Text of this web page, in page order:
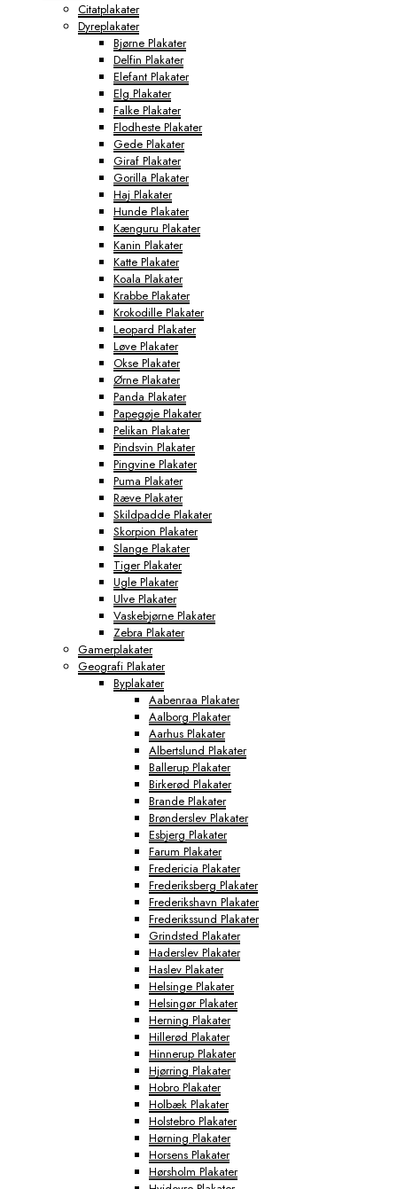
Citatplakater
Dyreplakater
Bjørne Plakater
Delfin Plakater
Elefant Plakater
Elg Plakater
Falke Plakater
Flodheste Plakater
Gede Plakater
Giraf Plakater
Gorilla Plakater
Haj Plakater
Hunde Plakater
Kænguru Plakater
Kanin Plakater
Katte Plakater
Koala Plakater
Krabbe Plakater
Krokodille Plakater
Leopard Plakater
Løve Plakater
Okse Plakater
Ørne Plakater
Panda Plakater
Papegøje Plakater
Pelikan Plakater
Pindsvin Plakater
Pingvine Plakater
Puma Plakater
Ræve Plakater
Skildpadde Plakater
Skorpion Plakater
Slange Plakater
Tiger Plakater
Ugle Plakater
Ulve Plakater
Vaskebjørne Plakater
Zebra Plakater
Gamerplakater
Geografi Plakater
Byplakater
Aabenraa Plakater
Aalborg Plakater
Aarhus Plakater
Albertslund Plakater
Ballerup Plakater
Birkerød Plakater
Brande Plakater
Brønderslev Plakater
Esbjerg Plakater
Farum Plakater
Fredericia Plakater
Frederiksberg Plakater
Frederikshavn Plakater
Frederikssund Plakater
Grindsted Plakater
Haderslev Plakater
Haslev Plakater
Helsinge Plakater
Helsingør Plakater
Herning Plakater
Hillerød Plakater
Hinnerup Plakater
Hjørring Plakater
Hobro Plakater
Holbæk Plakater
Holstebro Plakater
Hørning Plakater
Horsens Plakater
Hørsholm Plakater